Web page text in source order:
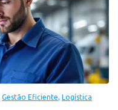
Gestão Eficiente, Logística